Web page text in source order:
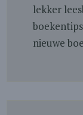
lekker
nieuwe